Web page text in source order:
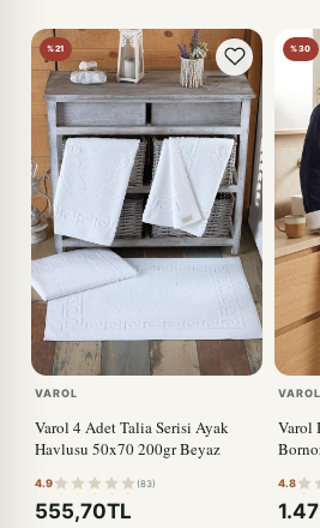
%21
VAROL
Varol 4 Adet Talia Serisi Ayak
Havlusu 50x70 200gr Beyaz
4.9 (83)
555,70TL
%30
VAROL
Varol
4.8